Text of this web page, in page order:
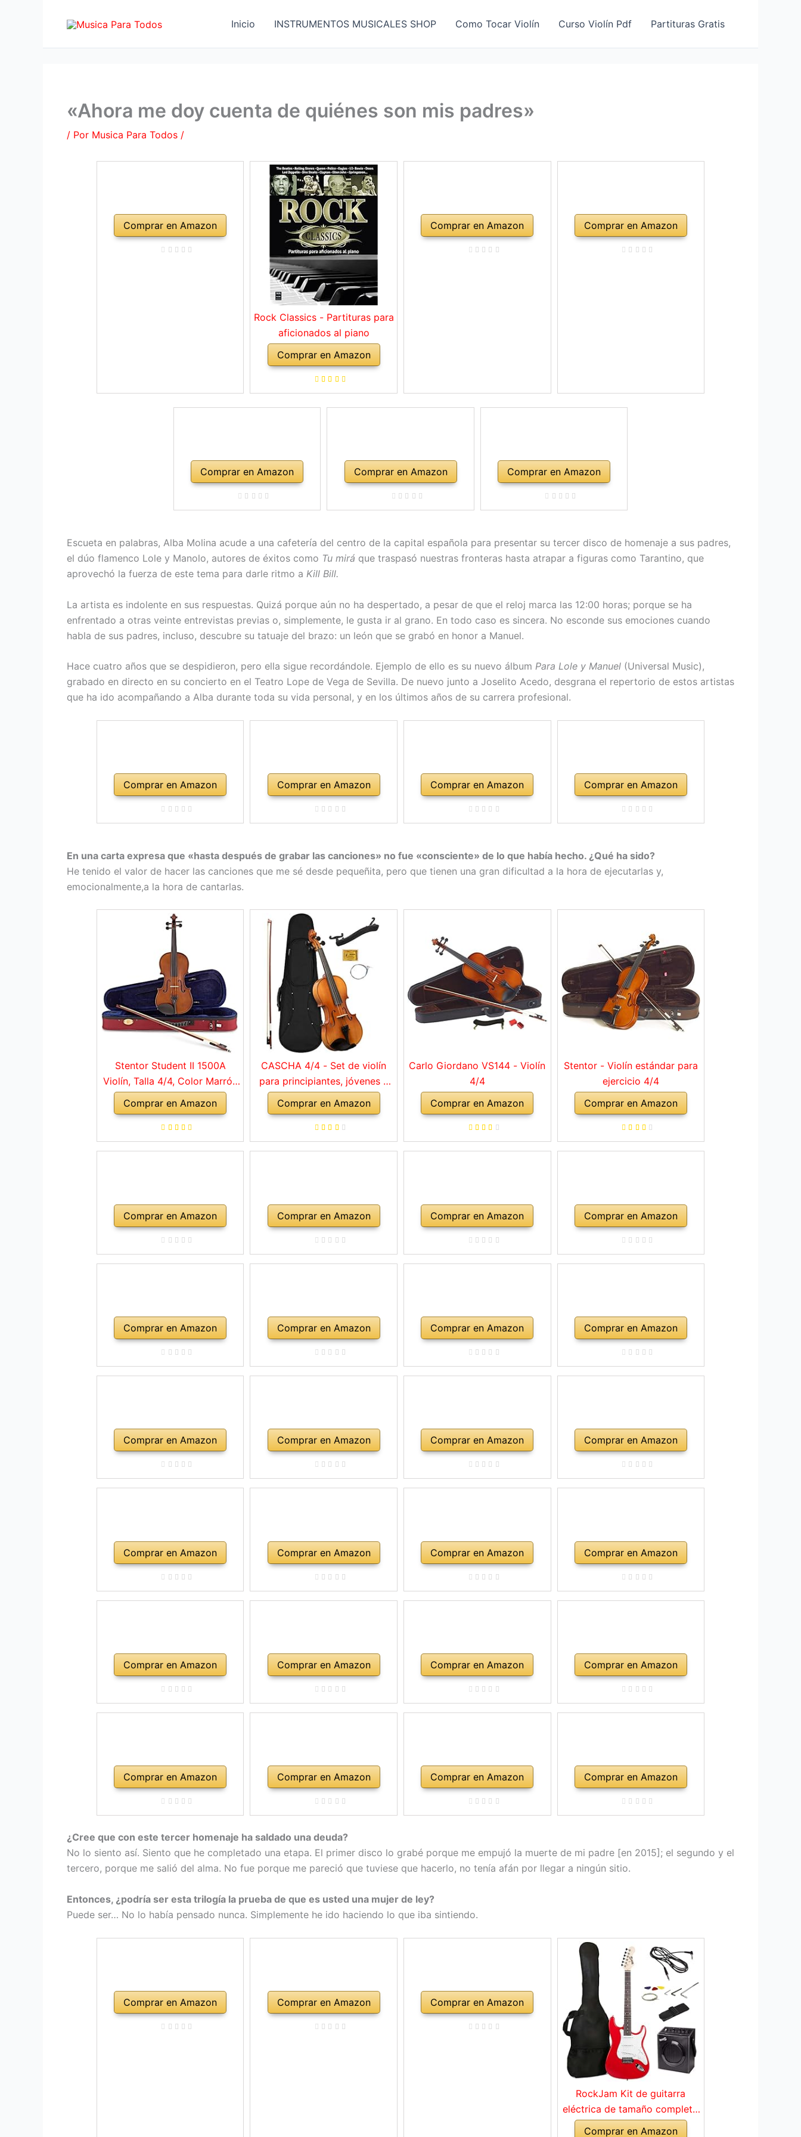
Inicio INSTRUMENTOS MUSICALES SHOP Como Tocar Violín Curso Violín Pdf Partituras Gratis
«Ahora me doy cuenta de quiénes son mis padres»
/ Por Musica Para Todos /
Comprar en Amazon
Rock Classics - Partituras para
aficionados al piano
Comprar en Amazon
Comprar en Amazon Comprar en Amazon
Comprar en Amazon Comprar en Amazon Comprar en Amazon
Escueta en palabras, Alba Molina acude a una cafetería del centro de la capital española para presentar su tercer disco de homenaje a sus padres,
el dúo flamenco Lole y Manolo, autores de éxitos como Tu mirá que traspasó nuestras fronteras hasta atrapar a figuras como Tarantino, que
aprovechó la fuerza de este tema para darle ritmo a Kill Bill.
La artista es indolente en sus respuestas. Quizá porque aún no ha despertado, a pesar de que el reloj marca las 12:00 horas; porque se ha
enfrentado a otras veinte entrevistas previas o, simplemente, le gusta ir al grano. En todo caso es sincera. No esconde sus emociones cuando
habla de sus padres, incluso, descubre su tatuaje del brazo: un león que se grabó en honor a Manuel.
Hace cuatro años que se despidieron, pero ella sigue recordándole. Ejemplo de ello es su nuevo álbum Para Lole y Manuel (Universal Music),
grabado en directo en su concierto en el Teatro Lope de Vega de Sevilla. De nuevo junto a Joselito Acedo, desgrana el repertorio de estos artistas
que ha ido acompañando a Alba durante toda su vida personal, y en los últimos años de su carrera profesional.
Comprar en Amazon Comprar en Amazon Comprar en Amazon Comprar en Amazon
En una carta expresa que «hasta después de grabar las canciones» no fue «consciente» de lo que había hecho. ¿Qué ha sido?
He tenido el valor de hacer las canciones que me sé desde pequeñita, pero que tienen una gran dificultad a la hora de ejecutarlas y,
emocionalmente,a la hora de cantarlas.
Stentor Student II 1500A
Violín, Talla 4/4, Color Marrón
Rojo
Comprar en Amazon
CASCHA 4/4 - Set de violín
para principiantes, jóvenes y
adultos, violín macizo con
arco, colofonia, cuerdas de
repuesto, soporte para
hombro, maletín, abeto natural
Comprar en Amazon
Carlo Giordano VS144 - Violín
4/4
Comprar en Amazon
Stentor - Violín estándar para
ejercicio 4/4
Comprar en Amazon
Comprar en Amazon Comprar en Amazon Comprar en Amazon Comprar en Amazon
Comprar en Amazon Comprar en Amazon Comprar en Amazon Comprar en Amazon
Comprar en Amazon Comprar en Amazon Comprar en Amazon Comprar en Amazon
Comprar en Amazon Comprar en Amazon Comprar en Amazon Comprar en Amazon
Comprar en Amazon Comprar en Amazon Comprar en Amazon Comprar en Amazon
Comprar en Amazon Comprar en Amazon Comprar en Amazon Comprar en Amazon
¿Cree que con este tercer homenaje ha saldado una deuda?
No lo siento así. Siento que he completado una etapa. El primer disco lo grabé porque me empujó la muerte de mi padre [en 2015]; el segundo y el
tercero, porque me salió del alma. No fue porque me pareció que tuviese que hacerlo, no tenía afán por llegar a ningún sitio.
Entonces, ¿podría ser esta trilogía la prueba de que es usted una mujer de ley?
Puede ser… No lo había pensado nunca. Simplemente he ido haciendo lo que iba sintiendo.
Comprar en Amazon Comprar en Amazon Comprar en Amazon
RockJam Kit de guitarra
eléctrica de tamaño completo
con amplificador de 10 vatios,
Comprar en Amazon